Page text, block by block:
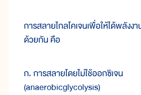
การสลายไกลโคเจนเพื่อให้ได้พลังง
ด้วยกัน คือ
ก. การสลายโดยไม่ใช้ออกซิเจน
(anaerobicglycolysis)